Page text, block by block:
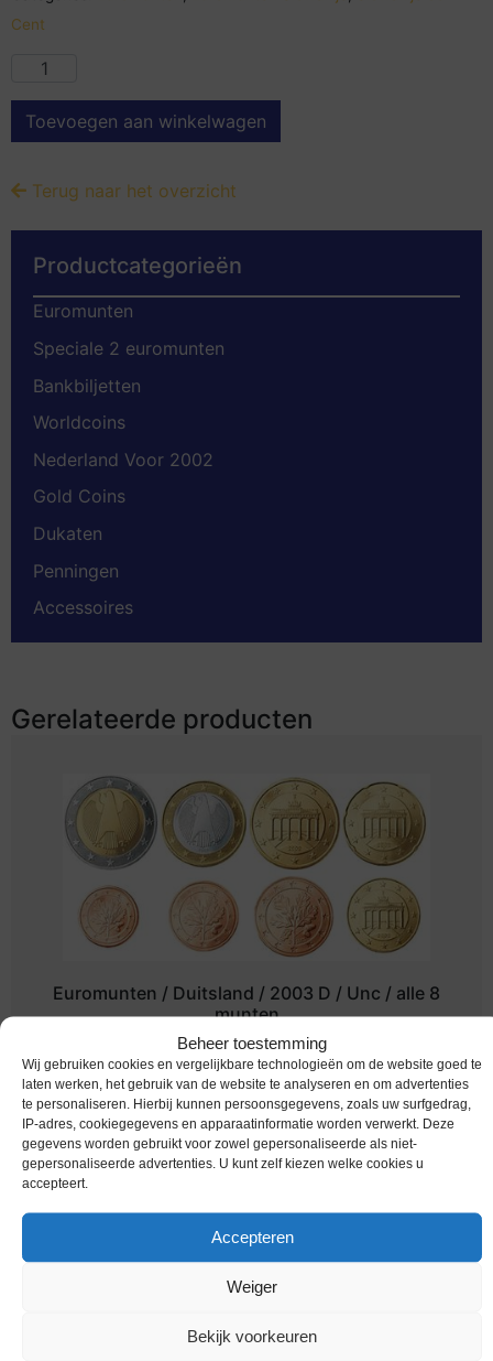
Beheer toestemming
Wij gebruiken cookies en vergelijkbare technologieën om de website goed te
laten werken, het gebruik van de website te analyseren en om advertenties
te personaliseren. Hierbij kunnen persoonsgegevens, zoals uw surfgedrag,
IP-adres, cookiegegevens en apparaatinformatie worden verwerkt. Deze
gegevens worden gebruikt voor zowel gepersonaliseerde als niet-
gepersonaliseerde advertenties. U kunt zelf kiezen welke cookies u
accepteert.
Accepteren
Weiger
Bekijk voorkeuren
Cent
Toevoegen aan winkelwagen
Terug naar het overzicht
Productcategorieën
Euromunten
Speciale 2 euromunten
Bankbiljetten
Worldcoins
Nederland Voor 2002
Gold Coins
Dukaten
Penningen
Accessoires
Gerelateerde producten
Euromunten / Duitsland / 2003 D / Unc / alle 8
munten
€11,95